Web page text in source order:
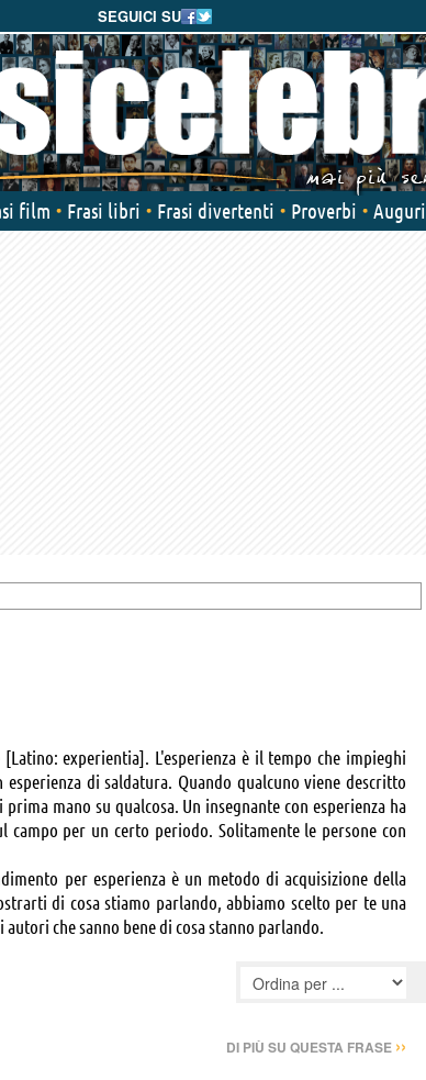
SEGUICI SU
film Frasi libri Frasi divertenti Proverbi Auguri
experientia]. L'esperienza è il tempo che impieghi
di saldatura. Quando qualcuno viene descritto
mano su qualcosa. Un insegnante con esperienza ha
per un certo periodo. Solitamente le persone con
per esperienza è un metodo di acquisizione della
di cosa stiamo parlando, abbiamo scelto per te una
che sanno bene di cosa stanno parlando.
DI PIÙ SU QUESTA FRASE ››